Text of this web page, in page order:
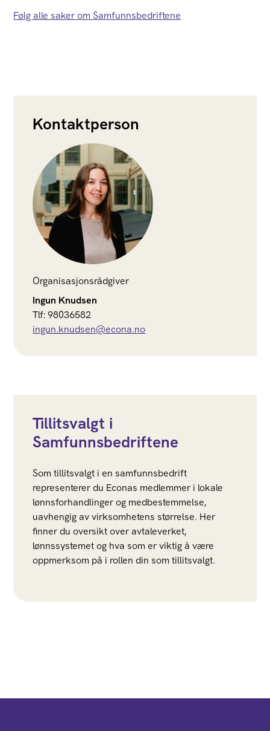
Følg alle saker om Samfunnsbedriftene
Kontaktperson
Organisasjonsrådgiver
Ingun Knudsen
Tlf: 98036582
ingun.knudsen@econa.no
Tillitsvalgt i
Samfunnsbedriftene
Som tillitsvalgt i en samfunnsbedrift
representerer du Econas medlemmer i lokale
lønnsforhandlinger og medbestemmelse,
uavhengig av virksomhetens størrelse. Her
finner du oversikt over avtaleverket,
lønnssystemet og hva som er viktig å være
oppmerksom på i rollen din som tillitsvalgt.